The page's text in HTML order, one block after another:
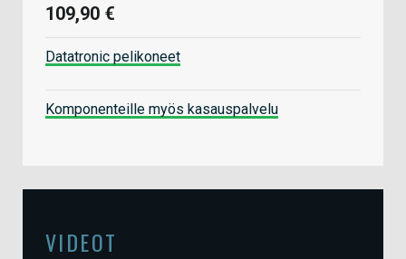
109,90 €
Datatronic pelikoneet
Komponenteille myös kasauspalvelu
VIDEOT